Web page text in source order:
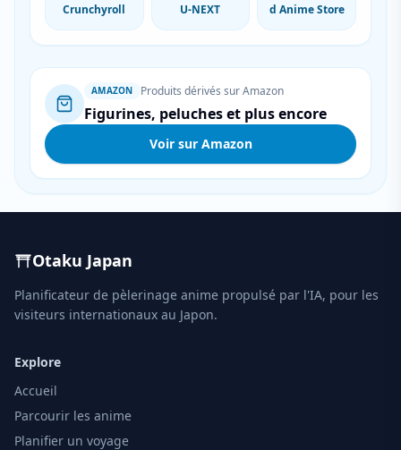
Crunchyroll U-NEXT d Anime Store
AMAZON Produits dérivés sur Amazon
Figurines, peluches et plus encore
Voir sur Amazon
Otaku Japan
Planificateur de pèlerinage anime propulsé par l'IA, pour les
visiteurs internationaux au Japon.
Explore
Accueil
Parcourir les anime
Planifier un voyage